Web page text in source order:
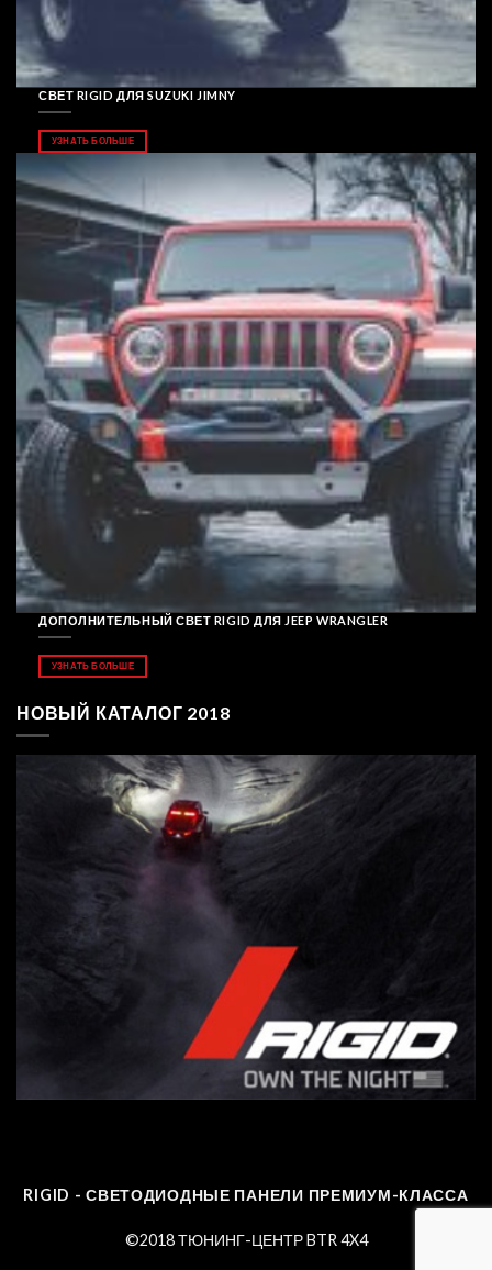
СВЕТ RIGID ДЛЯ SUZUKI JIMNY
УЗНАТЬ БОЛЬШЕ
ДОПОЛНИТЕЛЬНЫЙ СВЕТ RIGID ДЛЯ JEEP WRANGLER
УЗНАТЬ БОЛЬШЕ
НОВЫЙ КАТАЛОГ 2018
RIGID - СВЕТОДИОДНЫЕ ПАНЕЛИ ПРЕМИУМ-КЛАССА
©2018 ТЮНИНГ-ЦЕНТР BTR 4X4